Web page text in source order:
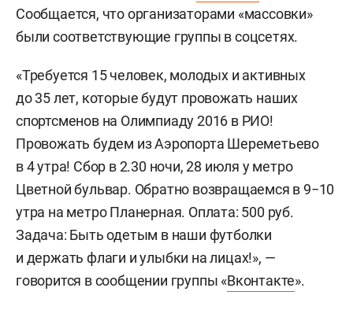
Сообщается, что организаторами «массовки»
были соответствующие группы в соцсетях.
«Требуется 15 человек, молодых и активных
до 35 лет, которые будут провожать наших
спортсменов на Олимпиаду 2016 в РИО!
Провожать будем из Аэропорта Шереметьево
в 4 утра! Сбор в 2.30 ночи, 28 июля у метро
Цветной бульвар. Обратно возвращаемся в 9−10
утра на метро Планерная. Оплата: 500 руб.
Задача: Быть одетым в наши футболки
и держать флаги и улыбки на лицах!», —
говорится в сообщении группы «Вконтакте».